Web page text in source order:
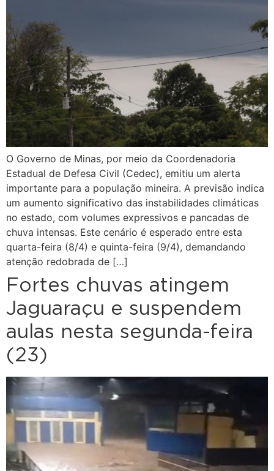
O Governo de Minas, por meio da Coordenadoria
Estadual de Defesa Civil (Cedec), emitiu um alerta
importante para a população mineira. A previsão indica
um aumento significativo das instabilidades climáticas
no estado, com volumes expressivos e pancadas de
chuva intensas. Este cenário é esperado entre esta
quarta-feira (8/4) e quinta-feira (9/4), demandando
atenção redobrada de […]
Fortes chuvas atingem
Jaguaraçu e suspendem
aulas nesta segunda-feira
(23)